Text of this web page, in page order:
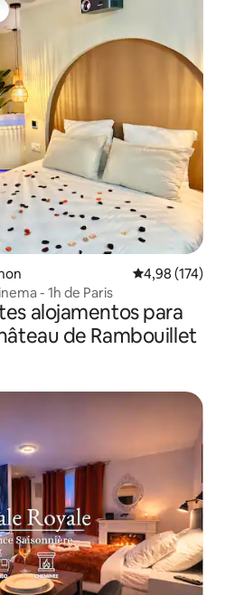
apreciados
Classificação
4,98 (174)
- 1h de Paris
alojamentos para
de Rambouillet